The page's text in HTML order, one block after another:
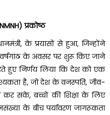
प्रकोष्ठ
के प्रयासों से हुआ, जिन्होंने
वर्षगांठ के अवसर पर शुरू किए जाने
हुए निर्णय लिया कि देश को एक
है, जो देश के वनस्पति, जीव-
कर सके, बच्चों की शिक्षा के लिए
के बीच पर्यावरण जागरूकता